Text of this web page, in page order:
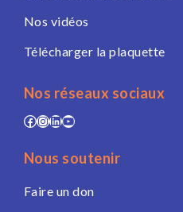
Nos vidéos
Télécharger la plaquette
Nos réseaux sociaux
Facebook
Instagram
LinkedIn
YouTube
Nous soutenir
Faire un don